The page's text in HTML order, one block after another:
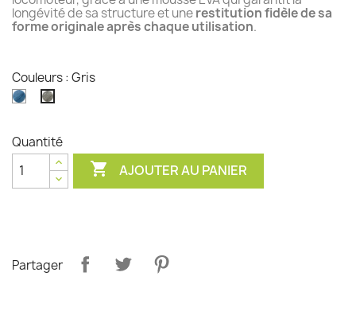
longévité de sa structure et unerestitution fidèle de sa
forme originale après chaque utilisation.
Couleurs : Gris
Bleu Gris
Quantité
 AJOUTER AU PANIER
Partager